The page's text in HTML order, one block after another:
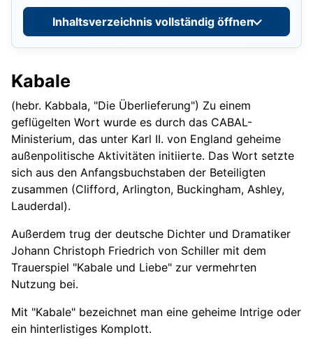
Kassandraruf
Kastor und Pollux
Katharsis
Kerberos
Kind und Kegel
Klappern gehört zum Handwerk
Kohärenz
Köpenickiade
Koscher
Krösus
Inhaltsverzeichnis vollständig öffnen
Kabale
(hebr. Kabbala, "Die Überlieferung") Zu einem
geflügelten Wort wurde es durch das CABAL-
Ministerium, das unter Karl II. von England geheime
außenpolitische Aktivitäten initiierte. Das Wort setzte
sich aus den Anfangsbuchstaben der Beteiligten
zusammen (Clifford, Arlington, Buckingham, Ashley,
Lauderdal).
Außerdem trug der deutsche Dichter und Dramatiker
Johann Christoph Friedrich von Schiller mit dem
Trauerspiel "Kabale und Liebe" zur vermehrten
Nutzung bei.
Mit "Kabale" bezeichnet man eine geheime Intrige oder
ein hinterlistiges Komplott.